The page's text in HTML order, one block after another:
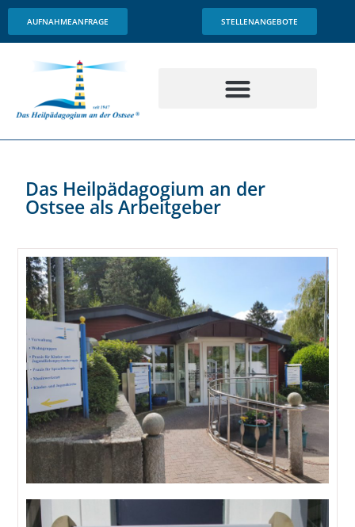
springen
AUFNAHMEANFRAGE STELLENANGEBOTE
Das Heilpädagogium an der
Ostsee als Arbeitgeber